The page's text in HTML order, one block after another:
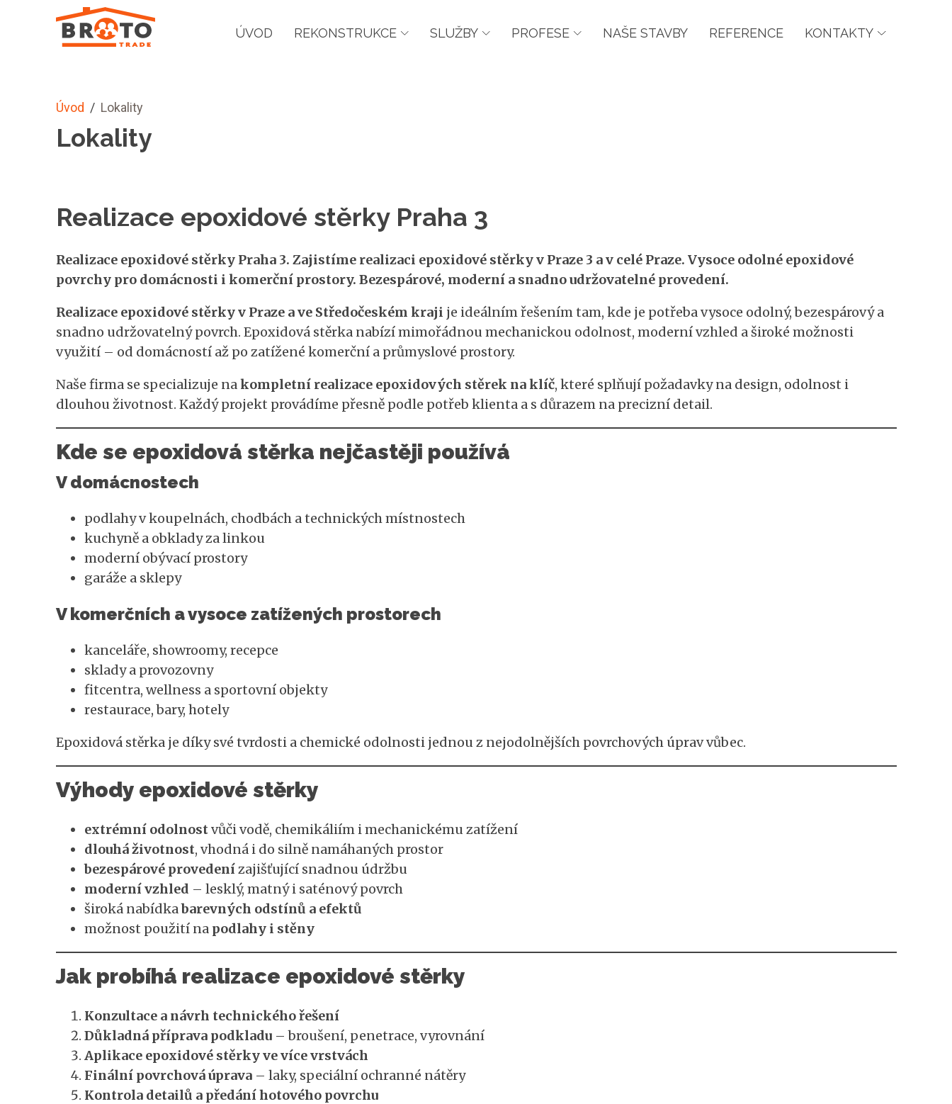
ÚVOD REKONSTRUKCE SLUŽBY PROFESE NAŠE STAVBY REFERENCE KONTAKTY
Úvod / Lokality
Lokality
Realizace epoxidové stěrky Praha 3
Realizace epoxidové stěrky Praha 3. Zajistíme realizaci epoxidové stěrky v Praze 3 a v celé Praze. Vysoce odolné epoxidové
povrchy pro domácnosti i komerční prostory. Bezespárové, moderní a snadno udržovatelné provedení.
Realizace epoxidové stěrky v Praze a ve Středočeském kraji je ideálním řešením tam, kde je potřeba vysoce odolný, bezespárový a
snadno udržovatelný povrch. Epoxidová stěrka nabízí mimořádnou mechanickou odolnost, moderní vzhled a široké možnosti
využití – od domácností až po zatížené komerční a průmyslové prostory.
Naše firma se specializuje nakompletní realizace epoxidových stěrek na klíč, které splňují požadavky na design, odolnost i
dlouhou životnost. Každý projekt provádíme přesně podle potřeb klienta a s důrazem na precizní detail.
Kde se epoxidová stěrka nejčastěji používá
V domácnostech
podlahy v koupelnách, chodbách a technických místnostech
kuchyně a obklady za linkou
moderní obývací prostory
garáže a sklepy
V komerčních a vysoce zatížených prostorech
kanceláře, showroomy, recepce
sklady a provozovny
fitcentra, wellness a sportovní objekty
restaurace, bary, hotely
Epoxidová stěrka je díky své tvrdosti a chemické odolnosti jednou z nejodolnějších povrchových úprav vůbec.
Výhody epoxidové stěrky
extrémní odolnostvůči vodě, chemikáliím i mechanickému zatížení
dlouhá životnost, vhodná i do silně namáhaných prostor
bezespárové provedenízajišťující snadnou údržbu
moderní vzhled – lesklý, matný i saténový povrch
široká nabídkabarevných odstínů a efektů
možnost použití na podlahy i stěny
Jak probíhá realizace epoxidové stěrky
Konzultace a návrh technického řešení
Důkladná příprava podkladu– broušení, penetrace, vyrovnání
Aplikace epoxidové stěrky ve více vrstvách
Finální povrchová úprava– laky, speciální ochranné nátěry
Kontrola detailů a předání hotového povrchu